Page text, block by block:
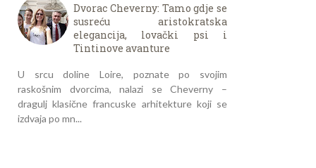
Dvorac Cheverny: Tamo gdje se
susreću aristokratska
elegancija, lovački psi i
Tintinove avanture
U srcu doline Loire, poznate po svojim
raskošnim dvorcima, nalazi se Cheverny –
dragulj klasične francuske arhitekture koji se
izdvaja po mn...